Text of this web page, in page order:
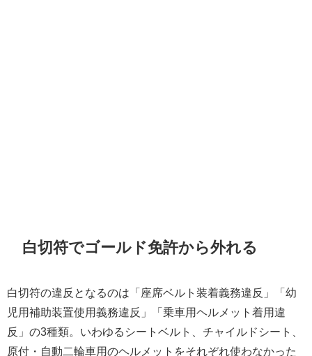
白切符でゴールド免許から外れる
白切符の違反となるのは「座席ベルト装着義務違反」「幼
児用補助装置使用義務違反」「乗車用ヘルメット着用違
反」の3種類。いわゆるシートベルト、チャイルドシート、
原付・自動二輪車用のヘルメットをそれぞれ使わなかった